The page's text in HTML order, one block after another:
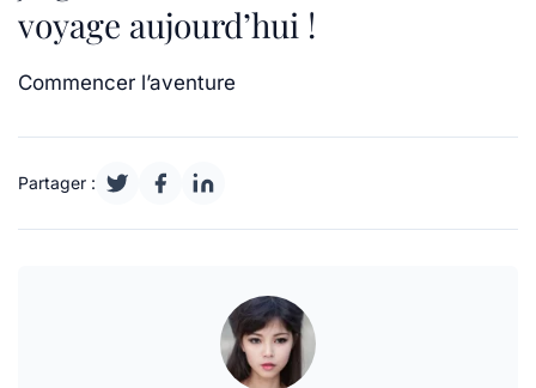
voyage aujourd’hui !
Commencer l’aventure
Partager :